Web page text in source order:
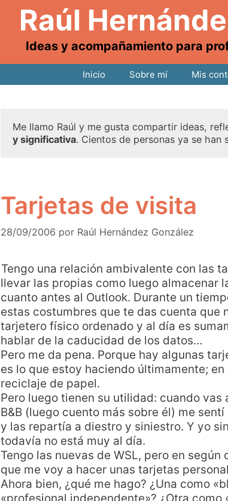
Raúl
Ideas y acompañamiento para
Inicio Sobre mí Mis
Me llamo Raúl y me gusta compartir ideas,
y significativa. Cientos de personas ya se
Tarjetas de visita
28/09/2006 por Raúl Hernández González
Tengo una relación ambivalente con las
llevar las propias como luego almacenar
cuanto antes al Outlook. Durante un
estas costumbres que te das cuenta que
tarjetero físico ordenado y al día es
hablar de la caducidad de los datos…
Pero me da pena. Porque hay algunas
es lo que estoy haciendo últimamente;
reciclaje de papel.
Pero luego tienen su utilidad: cuando vas
B&B (luego cuento más sobre él) me
y las repartía a diestro y siniestro. Y yo
todavía no está muy al día.
Tengo las nuevas de WSL, pero en
que me voy a hacer unas tarjetas
Ahora bien, ¿qué me hago? ¿Una como